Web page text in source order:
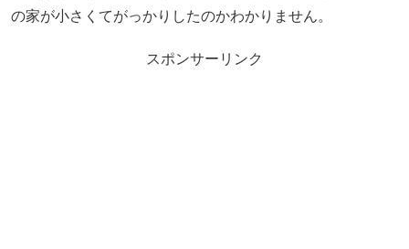
の家が小さくてがっかりしたのかわかりません。
スポンサーリンク